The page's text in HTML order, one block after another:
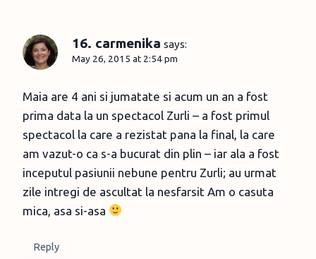
16. carmenika says:
May 26, 2015 at 2:54 pm
Maia are 4 ani si jumatate si acum un an a fost
prima data la un spectacol Zurli – a fost primul
spectacol la care a rezistat pana la final, la care
am vazut-o ca s-a bucurat din plin – iar ala a fost
inceputul pasiunii nebune pentru Zurli; au urmat
zile intregi de ascultat la nesfarsit Am o casuta
mica, asa si-asa
Reply